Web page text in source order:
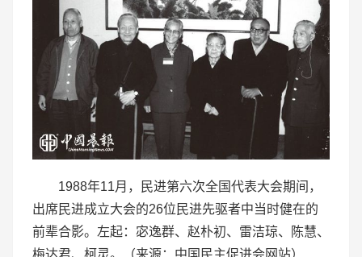
1988年11月，民进第六次全国代表大会期间，
出席民进成立大会的26位民进先驱者中当时健在的
前辈合影。左起：宓逸群、赵朴初、雷洁琼、陈慧、
梅达君、柯灵。（来源：中国民主促进会网站）